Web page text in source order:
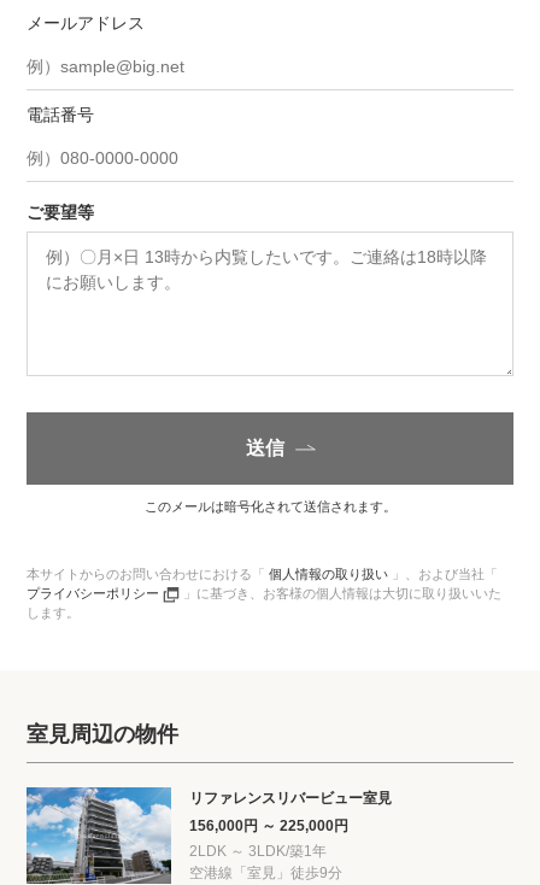
メールアドレス
電話番号
ご要望等
送信
このメールは暗号化されて送信されます。
本サイトからのお問い合わせにおける「個人情報の取り扱い 」、 および当社「
プライバシーポリシー
」に基づき、 お客様の個人情報は大切に取り扱いいた
します。
室見周辺の物件
リファレンスリバービュー室見
156,000円 ～ 225,000円
2LDK ～ 3LDK/築1年
空港線「室見」徒歩9分